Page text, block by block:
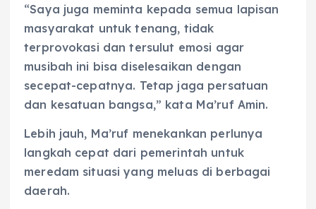
“Saya juga meminta kepada semua lapisan
masyarakat untuk tenang, tidak
terprovokasi dan tersulut emosi agar
musibah ini bisa diselesaikan dengan
secepat-cepatnya. Tetap jaga persatuan
dan kesatuan bangsa,” kata Ma’ruf Amin.
Lebih jauh, Ma’ruf menekankan perlunya
langkah cepat dari pemerintah untuk
meredam situasi yang meluas di berbagai
daerah.